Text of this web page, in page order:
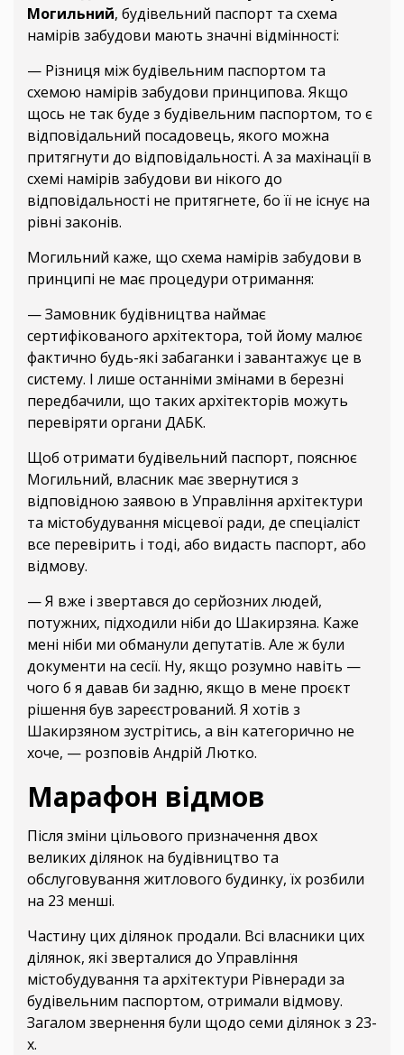
Могильний, будівельний паспорт та схема
намірів забудови мають значні відмінності:
— Різниця між будівельним паспортом та
схемою намірів забудови принципова. Якщо
щось не так буде з будівельним паспортом, то є
відповідальний посадовець, якого можна
притягнути до відповідальності. А за махінації в
схемі намірів забудови ви нікого до
відповідальності не притягнете, бо її не існує на
рівні законів.
Могильний каже, що схема намірів забудови в
принципі не має процедури отримання:
— Замовник будівництва наймає
сертифікованого архітектора, той йому малює
фактично будь-які забаганки і завантажує це в
систему. І лише останніми змінами в березні
передбачили, що таких архітекторів можуть
перевіряти органи ДАБК.
Щоб отримати будівельний паспорт, пояснює
Могильний, власник має звернутися з
відповідною заявою в Управління архітектури
та містобудування місцевої ради, де спеціаліст
все перевірить і тоді, або видасть паспорт, або
відмову.
— Я вже і звертався до серйозних людей,
потужних, підходили ніби до Шакирзяна. Каже
мені ніби ми обманули депутатів. Але ж були
документи на сесії. Ну, якщо розумно навіть —
чого б я давав би задню, якщо в мене проєкт
рішення був зареєстрований. Я хотів з
Шакирзяном зустрітись, а він категорично не
хоче, — розповів Андрій Лютко.
Марафон відмов
Після зміни цільового призначення двох
великих ділянок на будівництво та
обслуговування житлового будинку, їх розбили
на 23 менші.
Частину цих ділянок продали. Всі власники цих
ділянок, які зверталися до Управління
містобудування та архітектури Рівнеради за
будівельним паспортом, отримали відмову.
Загалом звернення були щодо семи ділянок з 23-
х.